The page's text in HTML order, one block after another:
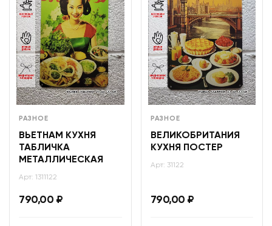
РАЗНОЕ
ВЬЕТНАМ КУХНЯ
ТАБЛИЧКА
МЕТАЛЛИЧЕСКАЯ
Арт: 1311122
790,00 ₽
РАЗНОЕ
ВЕЛИКОБРИТАНИЯ
КУХНЯ ПОСТЕР
Арт: 31122
790,00 ₽